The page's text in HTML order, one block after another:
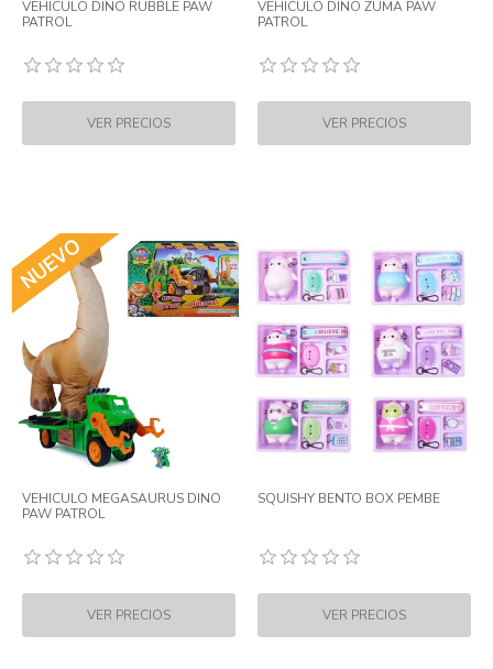
VEHICULO DINO RUBBLE PAW
PATROL
VEHICULO DINO ZUMA PAW
PATROL
VEHICULO MEGASAURUS DINO
PAW PATROL
SQUISHY BENTO BOX PEMBE